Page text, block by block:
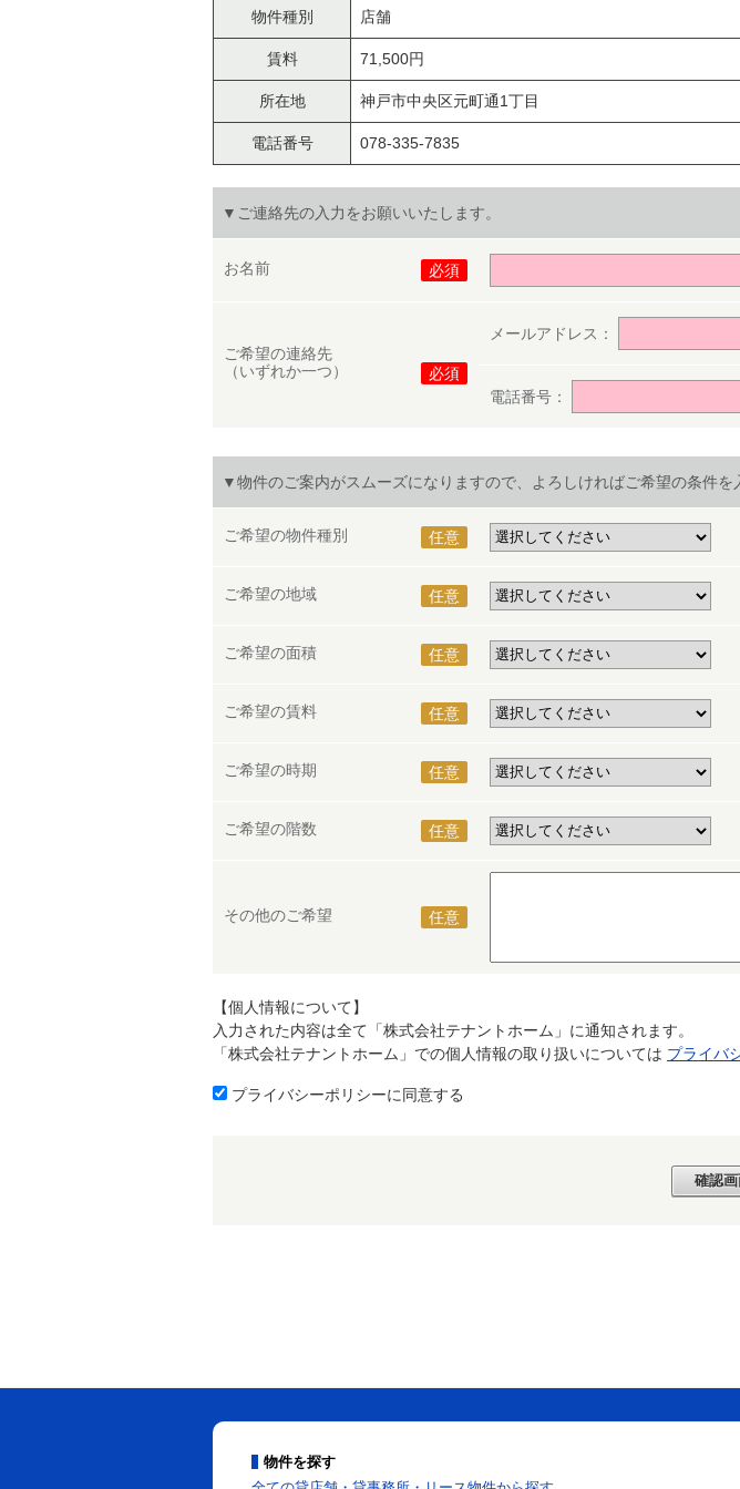
物件種別 店舗
賃料 71,500円
所在地 神戸市中央区元町通1丁目
電話番号 078-335-7835
▼ご連絡先の入力をお願いいたします。
お名前 必須
ご希望の連絡先
（いずれか一つ）
必須
メールアドレス：
電話番号：
▼物件のご案内がスムーズになりますので、よろしければご希望の条件を
ご希望の物件種別 任意
ご希望の地域 任意
ご希望の面積 任意
ご希望の賃料 任意
ご希望の時期 任意
ご希望の階数 任意
その他のご希望 任意
【個人情報について】
入力された内容は全て「株式会社テナントホーム」に通知されます。
「株式会社テナントホーム」での個人情報の取り扱いについては プライバ
プライバシーポリシーに同意する
物件を探す